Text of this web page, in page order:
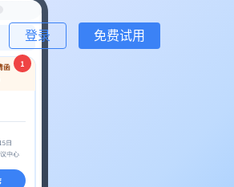
登录 免费试用